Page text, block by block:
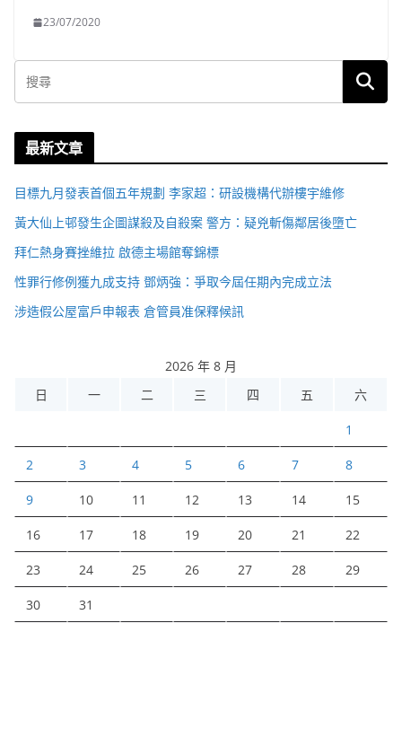
23/07/2020
最新文章
目標九月發表首個五年規劃 李家超：研設機構代辦樓宇維修
黃大仙上邨發生企圖謀殺及自殺案 警方：疑兇斬傷鄰居後墮亡
拜仁熱身賽挫維拉 啟德主場館奪錦標
性罪行修例獲九成支持 鄧炳強：爭取今屆任期內完成立法
涉造假公屋富戶申報表 倉管員准保釋候訊
2026 年 8 月
日
一 二 三 四 五 六
1
2 3 4 5 6 7 8
9 10 11 12 13 14 15
16 17 18 19 20 21 22
23 24 25 26 27 28 29
30 31